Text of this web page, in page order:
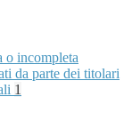
o incompleta
da parte dei titolari
1